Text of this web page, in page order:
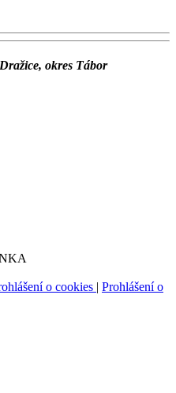
okres Tábor
o cookies | Prohlášení o